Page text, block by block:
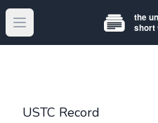
Open main menu
USTC Record